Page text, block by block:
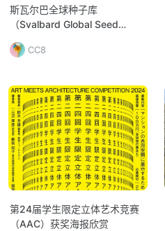
斯瓦尔巴全球种子库
（Svalbard Global Seed
CC8
第24届学生限定立体艺术竞赛
（AAC）获奖海报欣赏